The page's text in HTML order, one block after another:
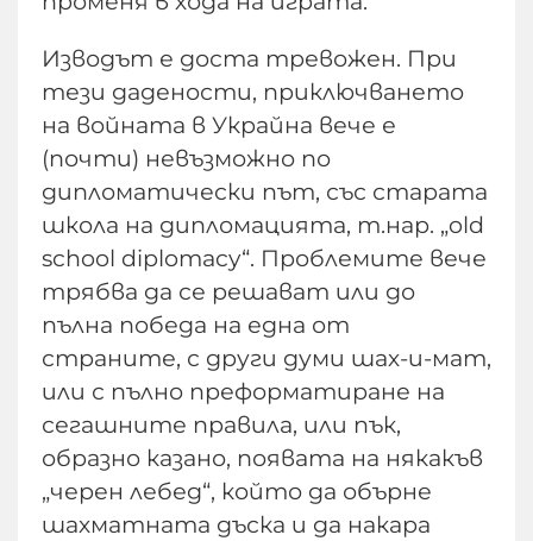
Изводът е доста тревожен. При
тези дадености, приключването
на войната в Украйна вече е
(почти) невъзможно по
дипломатически път, със старата
школа на дипломацията, т.нар. „old
school diplomacy“. Проблемите вече
трябва да се решават или до
пълна победа на една от
страните, с други думи шах-и-мат,
или с пълно преформатиране на
сегашните правила, или пък,
образно казано, появата на някакъв
„черен лебед“, който да обърне
шахматната дъска и да накара